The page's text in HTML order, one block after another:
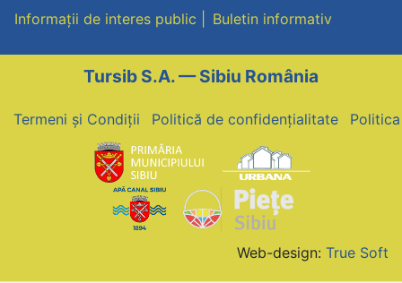
Informații de interes public
Buletin informativ
Tursib S.A. — Sibiu România
Termeni și Condiții Politică de confidențialitate
Web-design: True Soft